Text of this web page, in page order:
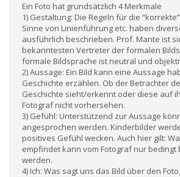
Ein Foto hat grundsätzlich 4 Merkmale
1) Gestaltung: Die Regeln für die
Sinne von Linienführung etc. haben
ausführlich beschrieben. Prof. Mante ist
bekanntesten Vertreter der formalen
formale Bildsprache ist neutral und
2) Aussage: Ein Bild kann eine Aussage
Geschichte erzählen. Ob der Betrachter
Geschichte sieht/erkennt oder diese auf
Fotograf nicht vorhersehen.
3) Gefühl: Unterstützend zur Aussage
angesprochen werden. Kinderbilder
positives Gefühl wecken. Auch hier gilt:
empfindet kann vom Fotograf nur
werden.
4) Ich: Was sagt uns das Bild über den